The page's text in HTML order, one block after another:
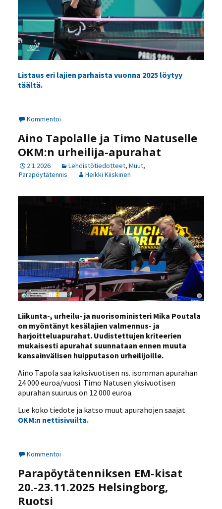
Listaus eri lajien parhaista vuonna 2025 löytyy
täältä.
Kommentoi
Aino Tapolalle ja Timo Natuselle
OKM:n urheilija-apurahat
2.1.2026 Lehdistötiedotteet, Muut,
Parapöytätennis
Heikki Kiiskinen
Liikunta-, urheilu- ja nuorisoministeri Mika Poutala
on myöntänyt kesälajien valmennus- ja
harjoitteluapurahat. Uudistettujen kriteerien
mukaisesti apurahat suunnataan ennen muuta
kansainvälisen huipputason urheilijoille.
Aino Tapola saa kaksivuotisen ns. isomman apurahan
24 000 euroa/vuosi. Timo Natusen yksivuotisen
apurahan suuruus on 12 000 euroa.
Lue koko tiedote ja katso muut apurahojen saajat
OKM:n nettisivuilta.
Kommentoi
Parapöytätenniksen EM-kisat
20.-23.11.2025 Helsingborg,
Ruotsi